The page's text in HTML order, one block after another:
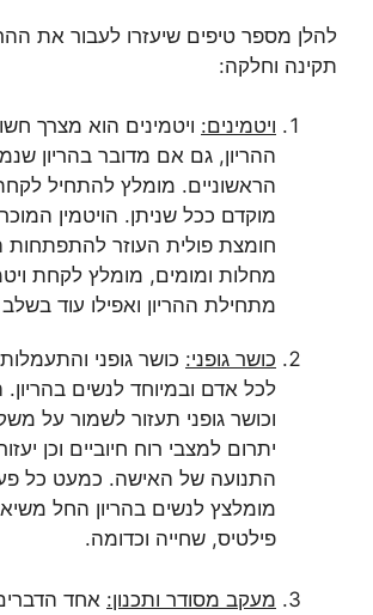
להלן מספר טיפים שיעזרו לעבור את
תקינה וחלקה:
ויטמינים: ויטמינים הוא מצרך
ההריון, גם אם מדובר בהריון
הראשוניים. מומלץ להתחיל
מוקדם ככל שניתן. הויטמין
חומצת פולית העוזר להתפתחות
מחלות ומומים, מומלץ לקחת
מתחילת ההריון ואפילו עוד בשלב
כושר גופני: כושר גופני
לכל אדם ובמיוחד לנשים
וכושר גופני תעזור לשמור על
יתרום למצבי רוח חיוביים וכן
התנועה של האישה. כמעט כל
מומלצץ לנשים בהריון החל
פילטיס, שחייה וכדומה.
מעקב מסודר ותכנון: אחד